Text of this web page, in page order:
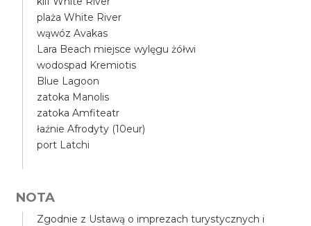
plaża White River
wąwóz Avakas
Lara Beach miejsce wylęgu żółwi
wodospad Kremiotis
Blue Lagoon
zatoka Manolis
zatoka Amfiteatr
łaźnie Afrodyty (10eur)
port Latchi
NOTA
Zgodnie z Ustawą o imprezach turystycznych i